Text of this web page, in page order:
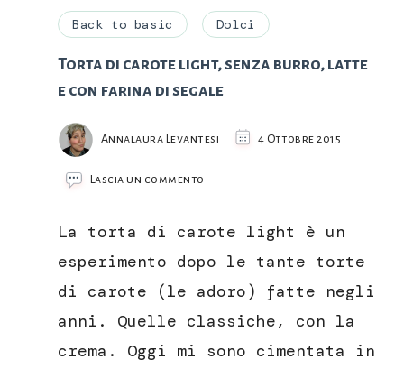
Back to basic Dolci
Torta di carote light, senza burro, latte
e con farina di segale
Annalaura Levantesi 4 Ottobre 2015
Lascia un commento
carote
light,
burro,
e
con
La torta di carote light è un
esperimento dopo le tante torte
di carote (le adoro) fatte negli
anni. Quelle classiche, con la
crema. Oggi mi sono cimentata in